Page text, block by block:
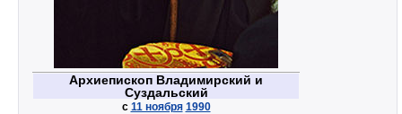
Архиепископ Владимирский и
Суздальский
c 11 ноября 1990